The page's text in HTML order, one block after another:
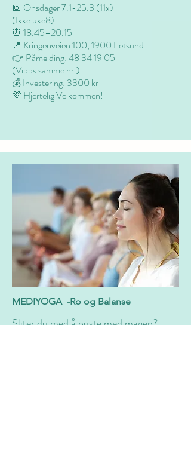
📅 Onsdager 7.1-25.3 (11x)
(Ikke uke8)
⏰ 18.45–20.15
📍 Kringenveien 100, 1900 Fetsund
👉 Påmelding:48 34 19 05
(Vipps samme nr.)
💰 Investering: 3300 kr
💜 Hjertelig Velkommen!
MEDIYOGA -Ro og Balanse
Sliter du med å puste med magen?